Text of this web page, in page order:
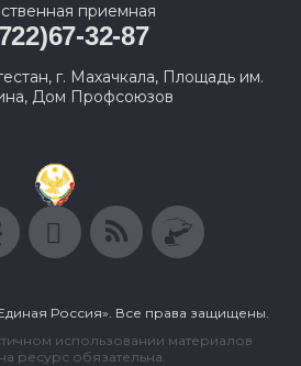
приемная
32-87
г. Махачкала, Площадь им.
Дом Профсоюзов
Россия». Все права защищены.
использовании материалов
ресурс обязательна.